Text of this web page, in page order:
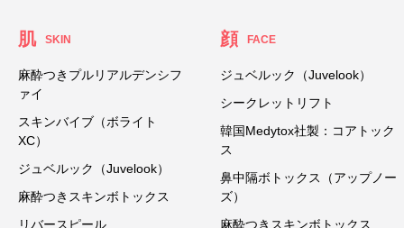
肌 SKIN
麻酔つきプルリアルデンシフ
ァイ
スキンバイブ（ボライト
XC）
ジュベルック（Juvelook）
麻酔つきスキンボトックス
リバースピール
顔 FACE
ジュベルック（Juvelook）
シークレットリフト
韓国Medytox社製：コアトック
ス
鼻中隔ボトックス（アップノー
ズ）
麻酔つきスキンボトックス